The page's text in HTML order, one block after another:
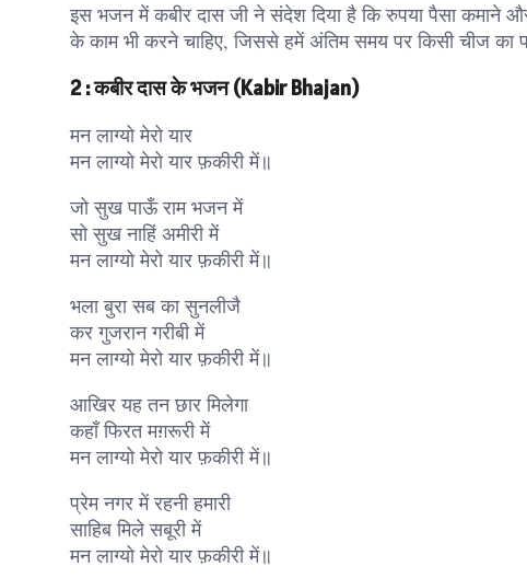
इस भजन में कबीर दास जी ने संदेश दिया है कि रुपया पैसा
के काम भी करने चाहिए, जिससे हमें अंतिम समय पर किसी चीज का
2 : कबीर दास के भजन (Kabir Bhajan)
मन लाग्यो मेरो यार
मन लाग्यो मेरो यार फ़कीरी में॥
जो सुख पाऊँ राम भजन में
सो सुख नाहिं अमीरी में
मन लाग्यो मेरो यार फ़कीरी में॥
भला बुरा सब का सुनलीजै
कर गुजरान गरीबी में
मन लाग्यो मेरो यार फ़कीरी में॥
आखिर यह तन छार मिलेगा
कहाँ फिरत मग़रूरी में
मन लाग्यो मेरो यार फ़कीरी में॥
प्रेम नगर में रहनी हमारी
साहिब मिले सबूरी में
मन लाग्यो मेरो यार फ़कीरी में॥